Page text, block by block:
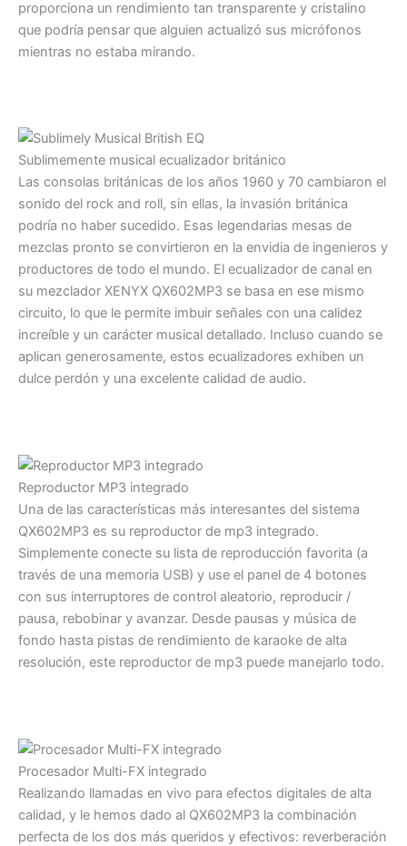
proporciona un rendimiento tan transparente y cristalino
que podría pensar que alguien actualizó sus micrófonos
mientras no estaba mirando.
Sublimemente musical ecualizador británico
Las consolas británicas de los años 1960 y 70 cambiaron el
sonido del rock and roll, sin ellas, la invasión británica
podría no haber sucedido. Esas legendarias mesas de
mezclas pronto se convirtieron en la envidia de ingenieros y
productores de todo el mundo. El ecualizador de canal en
su mezclador XENYX QX602MP3 se basa en ese mismo
circuito, lo que le permite imbuir señales con una calidez
increíble y un carácter musical detallado. Incluso cuando se
aplican generosamente, estos ecualizadores exhiben un
dulce perdón y una excelente calidad de audio.
Reproductor MP3 integrado
Una de las características más interesantes del sistema
QX602MP3 es su reproductor de mp3 integrado.
Simplemente conecte su lista de reproducción favorita (a
través de una memoria USB) y use el panel de 4 botones
con sus interruptores de control aleatorio, reproducir /
pausa, rebobinar y avanzar. Desde pausas y música de
fondo hasta pistas de rendimiento de karaoke de alta
resolución, este reproductor de mp3 puede manejarlo todo.
Procesador Multi-FX integrado
Realizando llamadas en vivo para efectos digitales de alta
calidad, y le hemos dado al QX602MP3 la combinación
perfecta de los dos más queridos y efectivos: reverberación